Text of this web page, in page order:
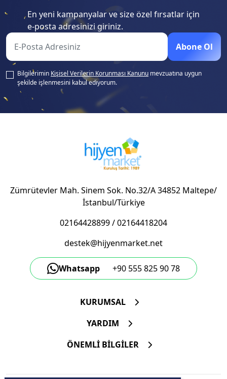
En yeni kampanyalar ve size özel fırsatlar için
e-posta adresinizi giriniz.
Abone Ol
Bilgilerimin Kişisel Verilerin Korunması Kanunu mevzuatına uygun
şekilde işlenmesini kabul ediyorum.
Zümrütevler Mah. Sinem Sok. No.32/A 34852 Maltepe/
İstanbul/Türkiye
02164428899/02164418204
destek@hijyenmarket.net
Whatsapp +90 555 825 90 78
KURUMSAL
YARDIM
ÖNEMLİ BİLGİLER